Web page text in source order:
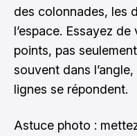
des colonnades, les
l’espace. Essayez
points, pas
souvent dans
lignes se répondent.
Astuce photo :